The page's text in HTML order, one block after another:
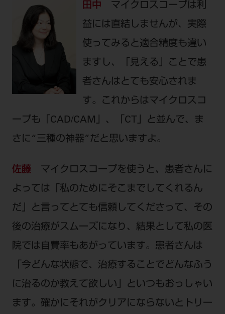
田中
マイクロスコープは利
益には直結しませんが、実際
使ってみると適合精度も違い
ますし、「見える」ことで患
者さんはとても安心されま
す。これからはマイクロスコ
ープも「CAD/CAM」、「CT」と並んで、ま
さに“三種の神器”だと思いますよ。
佐藤
マイクロスコープを使うと、患者さんに
よっては「私のためにそこまでしてくれるん
だ」と言ってとても信頼してくださって、その
後の治療がスムーズになり、結果として私の医
院では自費率もあがっています。患者さんは
「今どんな状態で、治療することでどんなふう
に治るのか教えて欲しい」といつもおっしゃい
ます。確かにそれがクリアにならないとトリー